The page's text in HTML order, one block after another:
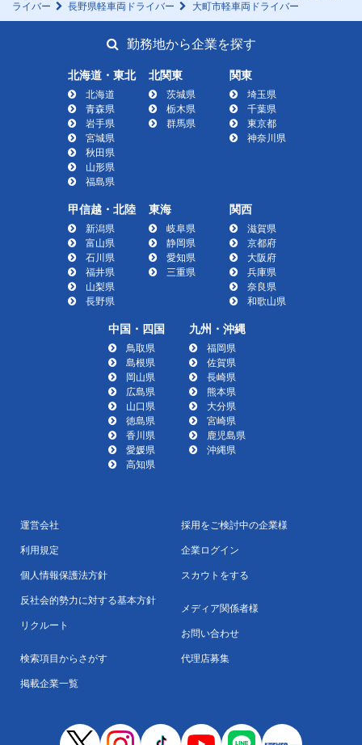
ライバー
長野県軽車両ドライバー 大町市軽車両ドライバー
勤務地から企業を探す
北海道・東北
北海道
青森県
岩手県
宮城県
秋田県
山形県
福島県
北関東
茨城県
栃木県
群馬県
関東
埼玉県
千葉県
東京都
神奈川県
甲信越・北陸
新潟県
富山県
石川県
福井県
山梨県
長野県
東海
岐阜県
静岡県
愛知県
三重県
関西
滋賀県
京都府
大阪府
兵庫県
奈良県
和歌山県
中国・四国
鳥取県
島根県
岡山県
広島県
山口県
徳島県
香川県
愛媛県
高知県
九州・沖縄
福岡県
佐賀県
長崎県
熊本県
大分県
宮崎県
鹿児島県
沖縄県
運営会社
利用規定
個人情報保護法方針
反社会的勢力に対する基本方針
リクルート
検索項目からさがす
掲載企業一覧
採用をご検討中の企業様
企業ログイン
スカウトをする
メディア関係者様
お問い合わせ
代理店募集